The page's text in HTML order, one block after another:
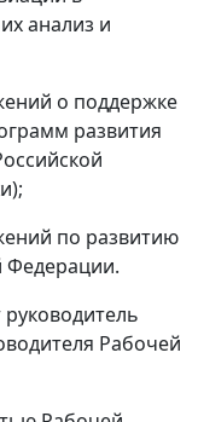
анализ и
о поддержке
развития
по развитию
Федерации.
Рабочей